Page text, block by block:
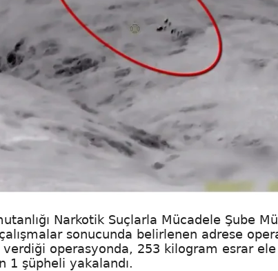
Narkotik Suçlarla Mücadele Şube
sonucunda belirlenen adrese
verdiği operasyonda, 253 kilogram esrar
1 şüpheli yakalandı.